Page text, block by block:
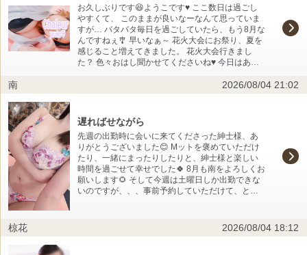
お久しぶりです😆ようこです♥️ ここ数日は過ごし
やすくて、 このままが良いなーなんて思っていま
すが… バタバタ毎日を過ごしていたら、もう8月な
んですねぇ🎐 早いなぁ～ 花火大会にお祭り、夏を
感じること増えてきました。 花火大会行きまし
た？ 色々おはし聞かせてくださいね♥️ 今日はあと
(,,•ω•,,)✨️✨️✨️ レアな時間なのでぜひぜひ♥️♥️♥️ ご都合
ーす✨️ あと、 ８月前半のシフト載せてなかったの
で、のちほど… それでは！！👋
南 2026/08/04 21:02
遅ればせながら
先週の出勤時に会いに来てくださった紳士様、あ
りがとうございました😊 Mットを褒めていただけ
たり、一緒にまったりしたりと、紳士様と楽しい
時間を過ごせて幸せでした🍀 8月も南をよろしくお
願いします🌻 そして今週は土曜日しか出勤できな
いのですが、、、事前予約していただけて、とっ
椋花 2026/08/04 18:12